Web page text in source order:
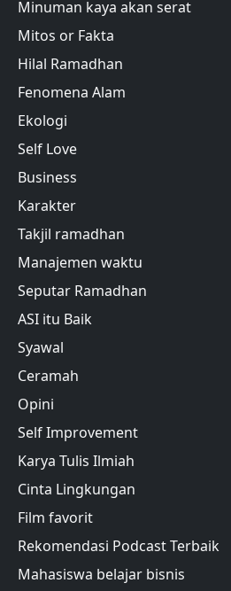
Minuman kaya akan serat
Mitos or Fakta
Hilal Ramadhan
Fenomena Alam
Ekologi
Self Love
Business
Karakter
Takjil ramadhan
Manajemen waktu
Seputar Ramadhan
ASI itu Baik
Syawal
Ceramah
Opini
Self Improvement
Karya Tulis Ilmiah
Cinta Lingkungan
Film favorit
Rekomendasi Podcast Terbaik
Mahasiswa belajar bisnis